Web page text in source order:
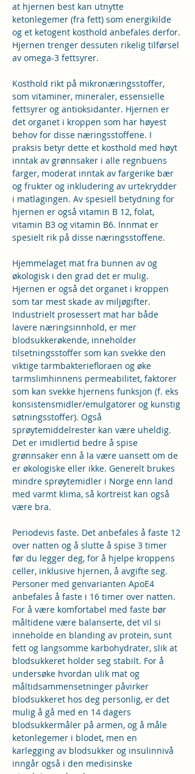
at hjernen best kan utnytte
ketonlegemer (fra fett) som energikilde
og et ketogent kosthold anbefales derfor.
Hjernen trenger dessuten rikelig tilførsel
av omega-3 fettsyrer.
Kosthold rikt på mikronæringsstoffer,
som vitaminer, mineraler, essensielle
fettsyrer og antioksidanter. Hjernen er
det organet i kroppen som har høyest
behov for disse næringsstoffene. I
praksis betyr dette et kosthold med høyt
inntak av grønnsaker i alle regnbuens
farger, moderat inntak av fargerike bær
og frukter og inkludering av urtekrydder
i matlagingen. Av spesiell betydning for
hjernen er også vitamin B 12, folat,
vitamin B3 og vitamin B6. Innmat er
spesielt rik på disse næringsstoffene.
Hjemmelaget mat fra bunnen av og
økologisk i den grad det er mulig.
Hjernen er også det organet i kroppen
som tar mest skade av miljøgifter.
Industrielt prosessert mat har både
lavere næringsinnhold, er mer
blodsukkerøkende, inneholder
tilsetningsstoffer som kan svekke den
viktige tarmbakteriefloraen og øke
tarmslimhinnens permeabilitet, faktorer
som kan svekke hjernens funksjon (f. eks
konsistensmidler/emulgatorer og kunstig
søtningsstoffer). Også
sprøytemiddelrester kan være uheldig.
Det er imidlertid bedre å spise
grønnsaker enn å la være uansett om de
er økologiske eller ikke. Generelt brukes
mindre sprøytemidler i Norge enn land
med varmt klima, så kortreist kan også
være bra.
Periodevis faste. Det anbefales å faste 12
over natten og å slutte å spise 3 timer
før du legger deg, for å hjelpe kroppens
celler, inklusive hjernen, å avgifte seg.
Personer med genvarianten ApoE4
anbefales å faste i 16 timer over natten.
For å være komfortabel med faste bør
måltidene være balanserte, det vil si
inneholde en blanding av protein, sunt
fett og langsomme karbohydrater, slik at
blodsukkeret holder seg stabilt. For å
undersøke hvordan ulik mat og
måltidsammensetninger påvirker
blodsukkeret hos deg personlig, er det
mulig å gå med en 14 dagers
blodsukkermåler på armen, og å måle
ketonlegemer i blodet, men en
karlegging av blodsukker og insulinnivå
inngår også i den medisinske